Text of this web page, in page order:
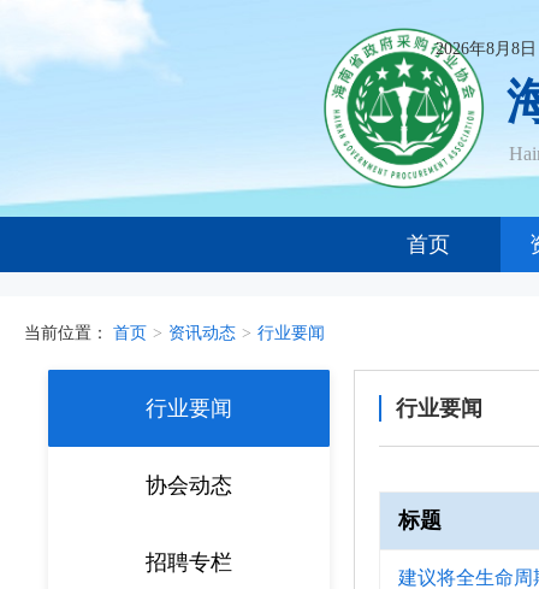
2026年8月8
首页
当前位置： 首页 > 资讯动态 > 行业要闻
行业要闻
协会动态
招聘专栏
行业要闻
标题
建议将全生命